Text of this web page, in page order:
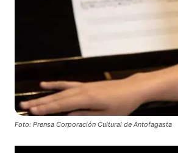
Foto: Prensa Corporación Cultural de Antofagasta